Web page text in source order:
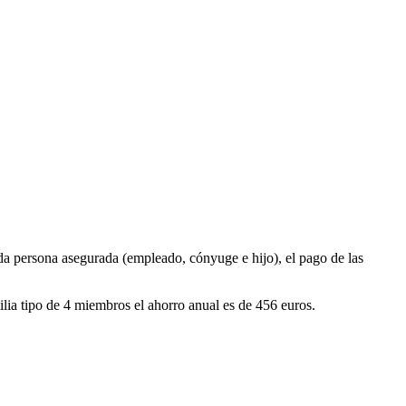
persona asegurada (empleado, cónyuge e hijo), el pago de las
tipo de 4 miembros el ahorro anual es de 456 euros.